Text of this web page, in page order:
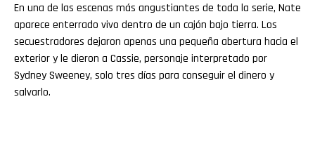
En una de las escenas más angustiantes de toda la serie, Nate
aparece enterrado vivo dentro de un cajón bajo tierra. Los
secuestradores dejaron apenas una pequeña abertura hacia el
exterior y le dieron a Cassie, personaje interpretado por
Sydney Sweeney, solo tres días para conseguir el dinero y
salvarlo.